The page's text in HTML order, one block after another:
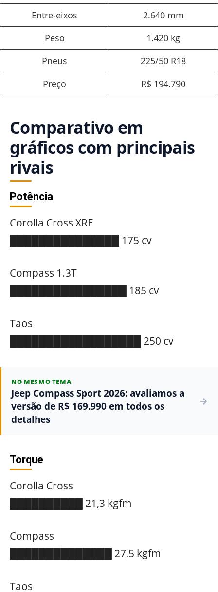
Entre-eixos
2.640 mm
Peso
1.420 kg
Pneus
225/50 R18
Preço
R$ 194.790
Comparativo em
gráficos com principais
rivais
Potência
Corolla Cross XRE
███████████████ 175 cv
Compass 1.3T
████████████████ 185 cv
Taos
██████████████████ 250 cv
NO MESMO TEMA
Jeep Compass Sport 2026: avaliamos a
versão de R$ 169.990 em todos os
detalhes
Torque
Corolla Cross
██████████ 21,3 kgfm
Compass
██████████████ 27,5 kgfm
Taos